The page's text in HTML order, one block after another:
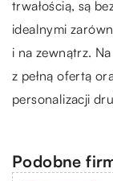
trwałością, są
idealnymi
i na zewnątrz.
z pełną ofertą
personalizacji
Podobne